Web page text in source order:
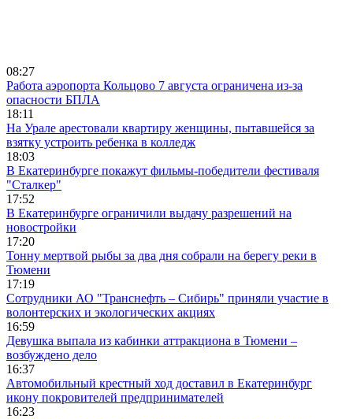
08:27
Работа аэропорта Кольцово 7 августа ограничена из-за
опасности БПЛА
18:11
На Урале арестовали квартиру женщины, пытавшейся за
взятку устроить ребенка в колледж
18:03
В Екатеринбурге покажут фильмы-победители фестиваля
"Сталкер"
17:52
В Екатеринбурге ограничили выдачу разрешений на
новостройки
17:20
Тонну мертвой рыбы за два дня собрали на берегу реки в
Тюмени
17:19
Сотрудники АО "Транснефть – Сибирь" приняли участие в
волонтерских и экологических акциях
16:59
Девушка выпала из кабинки аттракциона в Тюмени –
возбуждено дело
16:37
Автомобильный крестный ход доставил в Екатеринбург
икону покровителей предпринимателей
16:23